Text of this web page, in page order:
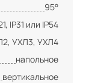
95°
IP31 или IP54
УХЛ3, УХЛ4
напольное
вертикальное